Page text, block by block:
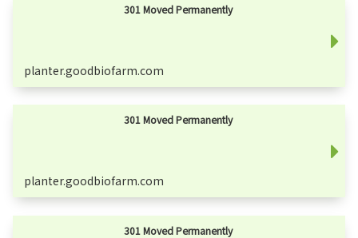
301 Moved Permanently
planter.goodbiofarm.com
301 Moved Permanently
planter.goodbiofarm.com
301 Moved Permanently